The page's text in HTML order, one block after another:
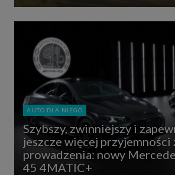
AUTO DLA NIEGO
Szybszy, zwinniejszy i
jeszcze więcej przyjemności
prowadzenia: nowy
45 4MATIC+